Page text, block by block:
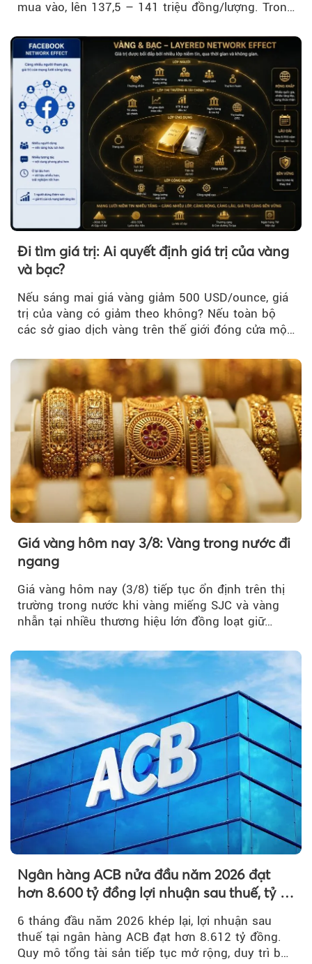
mua vào, lên 137,5 – 141 triệu đồng/lượng. Trong
trì trên ngưỡng 4.000 USD/ounce.
Đi tìm giá trị: Ai quyết định giá trị của vàng
và bạc?
Nếu sáng mai giá vàng giảm 500 USD/ounce, giá
trị của vàng có giảm theo không? Nếu toàn bộ
các sở giao dịch vàng trên thế giới đóng cửa một
Giá vàng hôm nay 3/8: Vàng trong nước đi
ngang
Giá vàng hôm nay (3/8) tiếp tục ổn định trên thị
trường trong nước khi vàng miếng SJC và vàng
nhẫn tại nhiều thương hiệu lớn đồng loạt giữ
Ngân hàng ACB nửa đầu năm 2026 đạt
hơn 8.600 tỷ đồng lợi nhuận sau thuế, tỷ lệ
nợ xấu thấp nhất ngành
6 tháng đầu năm 2026 khép lại, lợi nhuận sau
thuế tại ngân hàng ACB đạt hơn 8.612 tỷ đồng.
Quy mô tổng tài sản tiếp tục mở rộng, duy trì bộ